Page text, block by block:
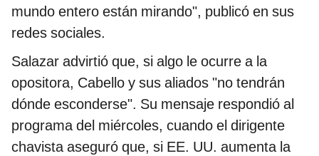
mundo entero están mirando", publicó en sus
redes sociales.
Salazar advirtió que, si algo le ocurre a la
opositora, Cabello y sus aliados "no tendrán
dónde esconderse". Su mensaje respondió al
programa del miércoles, cuando el dirigente
chavista aseguró que, si EE. UU. aumenta la